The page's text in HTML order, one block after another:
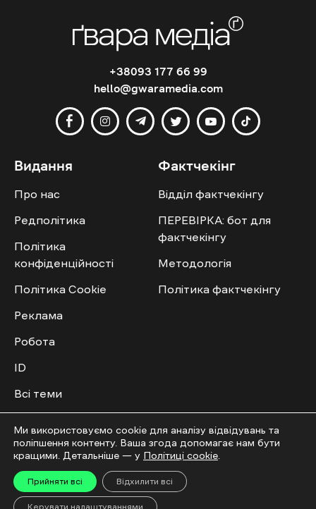
+38093 177 66 99
hello@gwaramedia.com
Видання
Про нас
Редполітика
Політика
конфіденційності
Політика Cookie
Реклама
Робота
ID
Всі теми
Фактчекінг
Відділ фактчекінгу
ПЕРЕВІРКА: бот для
фактчекінгу
Методологія
Політика фактчекінгу
Мультимедіа
Відео
Спільнота
Приєднатись
Ми використовуємо cookie для аналізу відвідувань та
поліпшення контенту. Ваша згода допомагає нам бути
кращими. Детальніше — у Політиці cookie
Прийняти всі Відхилити всі
Керувати налаштуваннями